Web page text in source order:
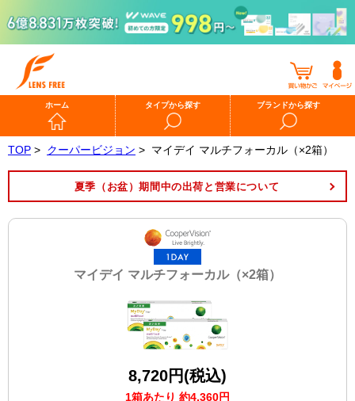
ホーム タイプから探す ブランドから探す
TOP > クーパービジョン > マイデイ マルチフォーカル（×2箱）
夏季（お盆）期間中の出荷と営業について
マイデイ マルチフォーカル（×2箱）
8,720円(税込)
1箱あたり 約4,360円